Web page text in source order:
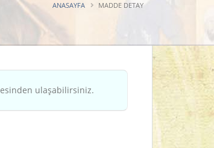
ANASAYFA MADDE DETAY
ulaşabilirsiniz.